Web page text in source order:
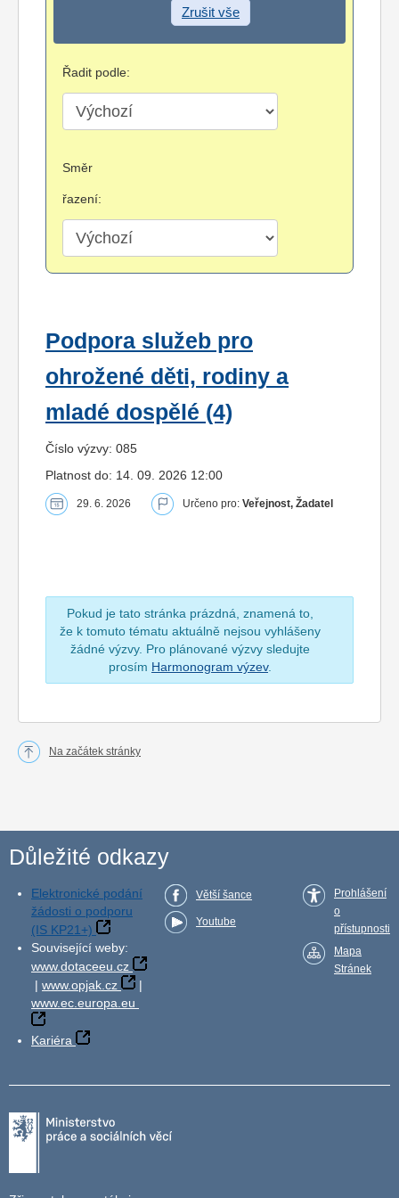
Zrušit vše
Řadit podle:
Směr
řazení:
Podpora služeb pro
ohrožené děti, rodiny a
mladé dospělé (4)
Číslo výzvy: 085
Platnost do: 14. 09. 2026 12:00
29. 6. 2026 Určeno pro: Veřejnost, Žadatel
Pokud je tato stránka prázdná, znamená to,
že k tomuto tématu aktuálně nejsou vyhlášeny
žádné výzvy. Pro plánované výzvy sledujte
prosím Harmonogram výzev.
Na začátek stránky
Důležité odkazy
Elektronické podání
žádosti o podporu
(IS KP21+)
Související weby:
www.dotaceeu.cz
| www.opjak.cz
|
www.ec.europa.eu
Kariéra
Větší šance
Youtube
Prohlášení
o
přístupnosti
Mapa
Stránek